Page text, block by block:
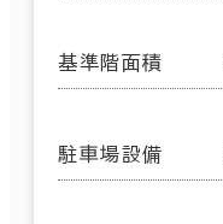
基準階面積
駐車場設備